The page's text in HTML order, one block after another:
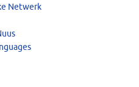
Netwerk